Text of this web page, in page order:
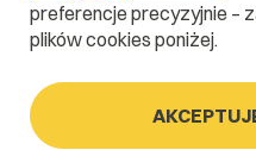
preferencje precyzyjnie –
plików cookies poniżej.